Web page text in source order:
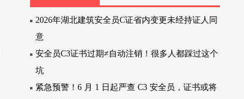
2026年湖北建筑安全员C证省内变更未经持证人同
意
安全员C3证书过期≠自动注销！很多人都踩过这个
坑
紧急预警！6 月 1 日起严查 C3 安全员，证书或将